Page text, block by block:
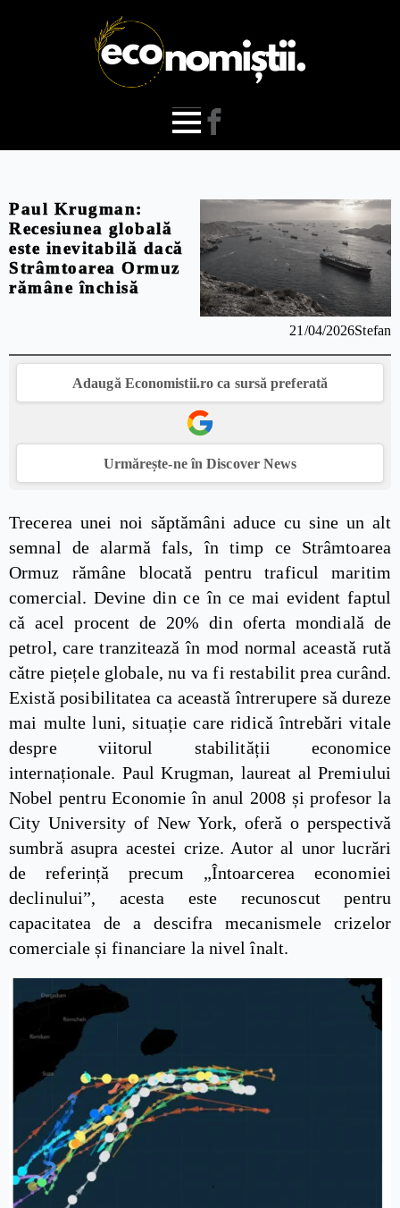
Paul Krugman:
Recesiunea globală
este inevitabilă dacă
Strâmtoarea Ormuz
rămâne închisă
21/04/2026Stefan
Adaugă Economistii.ro ca sursă preferată
Urmărește-ne în Discover News
Trecerea unei noi săptămâni aduce cu sine un alt
semnal de alarmă fals, în timp ce Strâmtoarea
Ormuz rămâne blocată pentru traficul maritim
comercial. Devine din ce în ce mai evident faptul
că acel procent de 20% din oferta mondială de
petrol, care tranzitează în mod normal această rută
către piețele globale, nu va fi restabilit prea curând.
Există posibilitatea ca această întrerupere să dureze
mai multe luni, situație care ridică întrebări vitale
despre viitorul stabilității economice
internaționale. Paul Krugman, laureat al Premiului
Nobel pentru Economie în anul 2008 și profesor la
City University of New York, oferă o perspectivă
sumbră asupra acestei crize. Autor al unor lucrări
de referință precum „Întoarcerea economiei
declinului”, acesta este recunoscut pentru
capacitatea de a descifra mecanismele crizelor
comerciale și financiare la nivel înalt.